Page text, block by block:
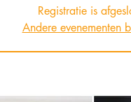
Registratie is
Andere evenementen